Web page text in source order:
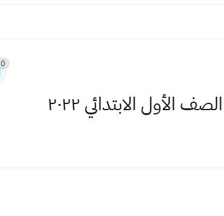
0
الابتدائي ٢٠٢٢